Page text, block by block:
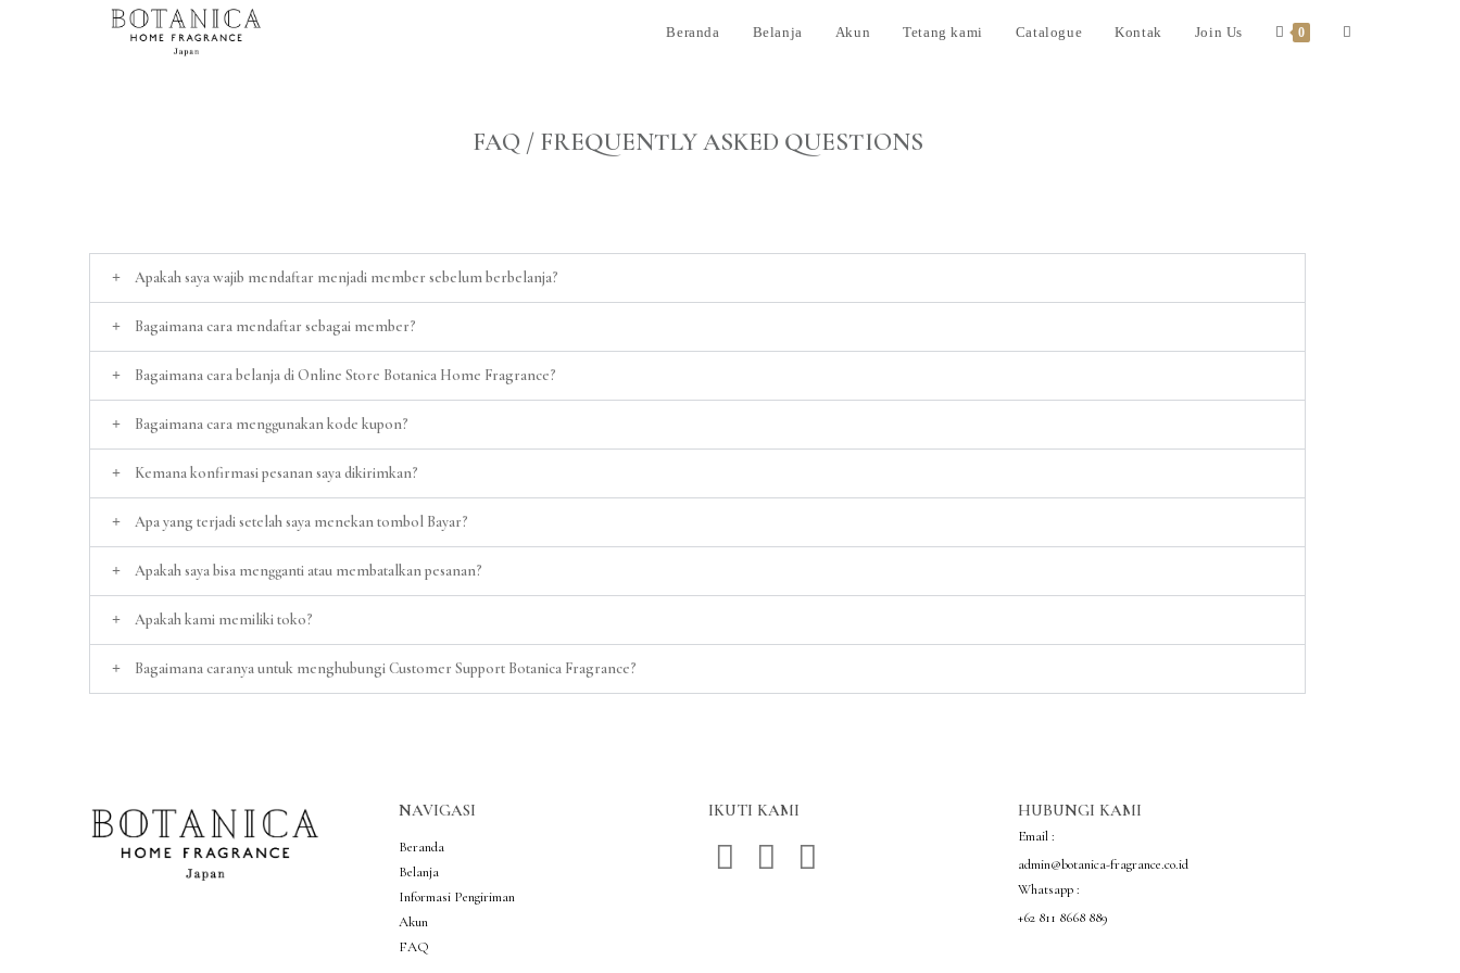
Beranda Belanja Akun Tetang kami Catalogue Kontak Join Us 0
FAQ / FREQUENTLY ASKED QUESTIONS
Apakah saya wajib mendaftar menjadi member sebelum berbelanja?
Bagaimana cara mendaftar sebagai member?
Bagaimana cara belanja di Online Store Botanica Home Fragrance?
Bagaimana cara menggunakan kode kupon?
Kemana konfirmasi pesanan saya dikirimkan?
Apa yang terjadi setelah saya menekan tombol Bayar?
Apakah saya bisa mengganti atau membatalkan pesanan?
Apakah kami memiliki toko?
Bagaimana caranya untuk menghubungi Customer Support Botanica Fragrance?
NAVIGASI
Beranda
Belanja
Informasi Pengiriman
Akun
FAQ
IKUTI KAMI HUBUNGI KAMI
Email :
admin@botanica-fragrance.co.id
Whatsapp :
+62 811 8668 889